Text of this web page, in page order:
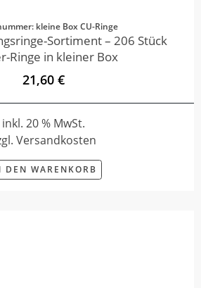
kleine Box CU-Ringe
Sortiment – 206 Stück
Ringe in kleiner Box
21,60 €
inkl. 20 % MwSt.
Versandkosten
DEN WARENKORB